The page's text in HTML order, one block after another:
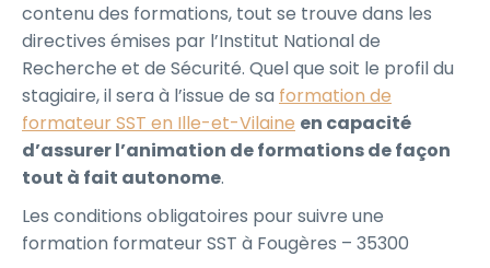
contenu des formations, tout se trouve dans les
directives émises par l’Institut National de
Recherche et de Sécurité. Quel que soit le profil du
stagiaire, il sera à l’issue de sa formation de
formateur SST en Ille-et-Vilaine en capacité
d’assurer l’animation de formations de façon
tout à fait autonome.
Les conditions obligatoires pour suivre une
formation formateur SST à Fougères – 35300